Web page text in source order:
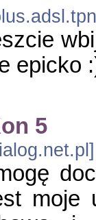
epicko
5
moje